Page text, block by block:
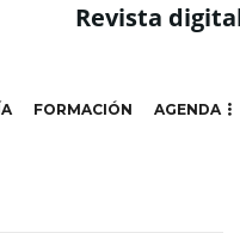
Revista
FORMACIÓN AGENDA